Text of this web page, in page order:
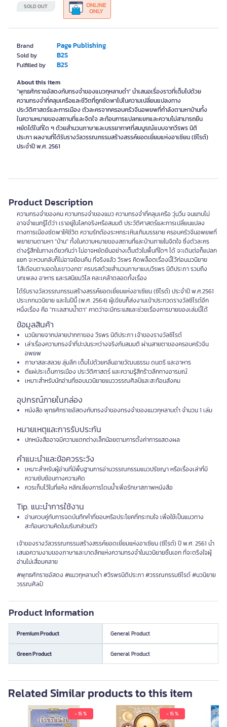
Brand Page Publishing
Sold by B2S
Fulfilled by B2S
SOLD OUT ONLINE
ONLY
About this item
"พุทธศักราชอัสดงกับทรงจำของแมวกุหลาบดำ" นำเสนอเรื่องราวที่เต็มไปด้วย
ความทรงจำที่คลุมเครือและชีวิตที่ถูกซัดพาไปในความเปลี่ยนแปลงทาง
ประวัติศาสตร์และการเมือง ตัวละครจากครอบครัวจีนอพยพที่กำลังตามหาบ้านทั้ง
ในความหมายของสถานที่และจิตใจ สะท้อนการแปลกแยกและความไม่สามารถยืน
หยัดได้ในที่ใด ๆ ด้วยสำนวนภาษาและบรรยากาศที่สมบูรณ์แบบจากวีรพร นิติ
ประภา ผลงานที่ได้รับรางวัลวรรณกรรมสร้างสรรค์ยอดเยี่ยมแห่งอาเซียน (ซีไรต์)
ประจำปี พ.ศ. 2561
Product Description
ความทรงจำของคน ความทรงจำของแมว ความทรงจำที่คลุมเครือ วุ่นวิ่น จนแทบไม่
อาจจำแนกรู้ได้ว่า เราอยู่ในโลกจริงหรือสมมติ ประวัติศาสตร์และการเปลี่ยนแปลง
ทางการเมืองซัดพาให้ชีวิต ความรักต้องระหกระเหินเกินบรรยาย ครอบครัวจีนอพยพที่
พยายามตามหา "บ้าน" ทั้งในความหมายของสถานที่และบ้านภายในจิตใจ ซึ่งตัวละคร
ต่างรู้สึกในทางเดียวกันว่า ไม่อาจหยัดยืนอย่างเต็มตัวในพื้นที่ใดๆ ได้ จะเดินต่อก็แปลก
แยก จะหวนกลับก็ไม่อาจย้อนคืน ที่จริงแล้ว วีรพร คิดพล็อตเรื่องนี้ไว้ก่อนนวนิยาย
'ไส้เดือนตาบอดในเขาวงกต' ครบรสด้วยสำนวนภาษาแบบวีรพร นิติประภา รวมถึง
บทเพลง อาหาร และรสนิยมวิไล คละเคล้าตลอดทั้งเรื่อง
ได้รับรางวัลวรรณกรรมสร้างสรรค์ยอดเยี่ยมแห่งอาเซียน (ซีไรต์) ประจำปี พ.ศ.2561
ประเภทนวนิยาย และในปีนี้ (พ.ศ. 2564) ผู้เขียนก็ส่งงานเข้าประกวดรางวัลซีไรต์อีก
หนึ่งเรื่อง คือ "ทะเลสาบน้ำตา" คาดว่าจะมีกระแสและช่วยเรื่องการขายของเล่มนี้ได้
ข้อมูลสินค้า
นวนิยายจากปลายปากกาของ วีรพร นิติประภา เจ้าของรางวัลซีไรต์
เล่าเรื่องความทรงจำที่ปะปนระหว่างจริงกับสมมติ ผ่านสายตาของครอบครัวจีน
อพยพ
ภาษาสละสลวย ลุ่มลึก เต็มไปด้วยกลิ่นอายวัฒนธรรม ดนตรี และอาหาร
ตีแผ่ประเด็นการเมือง ประวัติศาสตร์ และความรู้สึกร้าวลึกทางอารมณ์
เหมาะสำหรับนักอ่านที่ชอบนวนิยายแนววรรณศิลป์และสะท้อนสังคม
อุปกรณ์ภายในกล่อง
หนังสือ พุทธศักราชอัสดงกับทรงจำของทรงจำของแมวกุหลาบดำ จำนวน 1 เล่ม
หมายเหตุและการรับประกัน
ปกหนังสืออาจมีความแตกต่างเล็กน้อยตามการตั้งค่าการแสดงผล
คำแนะนำและข้อควรระวัง
เหมาะสำหรับผู้อ่านที่มีพื้นฐานการอ่านวรรณกรรมแนวปรัชญา หรือเรื่องเล่าที่มี
ความซับซ้อนทางความคิด
ควรเก็บไว้ในที่แห้ง หลีกเลี่ยงการโดนน้ำเพื่อรักษาสภาพหนังสือ
Tip. แนะนำการใช้งาน
อ่านควบคู่กับการจดบันทึกคำที่ชอบหรือประโยคที่กระทบใจ เพื่อใช้เป็นแนวทาง
สะท้อนความคิดในบริบทส่วนตัว
เจ้าของรางวัลวรรณกรรมสร้างสรรค์ยอดเยี่ยมแห่งอาเซียน (ซีไรต์) ปี พ.ศ. 2561 นำ
เสนอความงามของภาษาและบาดลึกแห่งความทรงจำในนวนิยายชิ้นเอก ที่จะตรึงใจผู้
อ่านไม่เสื่อมคลาย
#พุทธศักราชอัสดง #แมวกุหลาบดำ #วีรพรนิติประภา #วรรณกรรมซีไรต์ #นวนิยาย
วรรณศิลป์
Product Information
Premium Product General Product
Green Product General Product
Related Similar products to this item
- 15 % - 15 %